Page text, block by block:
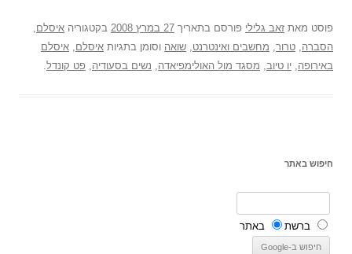
פוסט מאת זאב גלילי פורסם בתאריך 27 במרץ 2008 בקטגוריה איסלם
הסברה טרור מחשבים ואינטרנט שואה וסומן בתגיות איסלם איסלם
באירופה יו טיוב מסגד מול האולימפיאדה נשים בסעודיה פט קונדל
חיפוש באתר
ברשת באתר